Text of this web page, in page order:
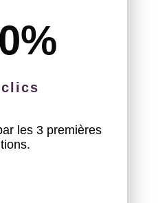
%
les 3 premières